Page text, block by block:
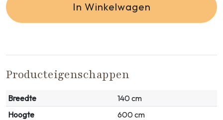
In Winkelwagen
Producteigenschappen
Breedte
140 cm
Hoogte
600 cm